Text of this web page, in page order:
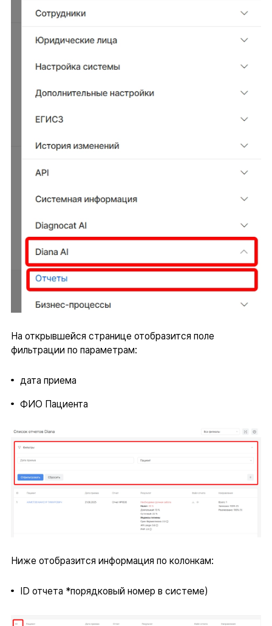
На открывшейся странице отобразится поле
фильтрации по параметрам:
дата приема
ФИО Пациента
Ниже отобразится информация по колонкам:
ID отчета *порядковый номер в системе)